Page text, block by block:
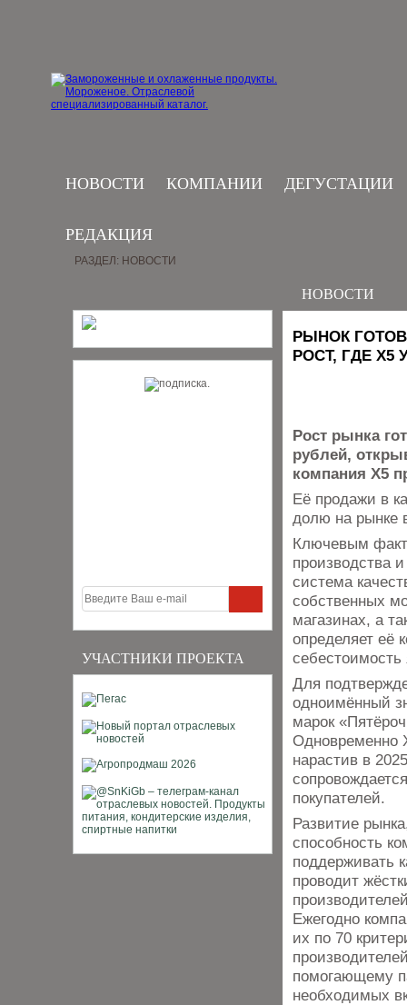
НОВОСТИ КОМПАНИИ ДЕГУСТАЦИИ
РЕДАКЦИЯ
УЧАСТНИКИ ПРОЕКТА
РАЗДЕЛ: НОВОСТИ
НОВОСТИ
РЫНОК
РОСТ, ГДЕ
Рост рынка
рублей,
компания X5
Её продажи в
долю на рынке
Ключевым
производства
система
собственных
магазинах, а
определяет её
Для
одноимённый
марок
Одновременно
нарастив в
покупателей.
Развитие
способность
поддерживать
проводит
Ежегодно
их по 70
помогающему
необходимых